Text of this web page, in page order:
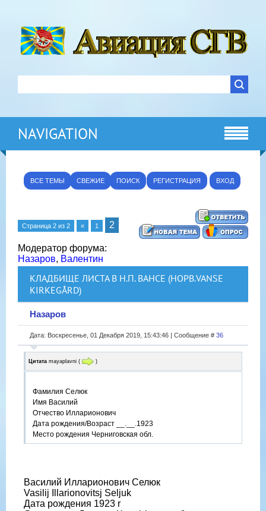
NAVIGATION
ВСЕ ТЕМЫ СВЕЖИЕ ПОИСК РЕГИСТРАЦИЯ ВХОД
Страница 2 из 2 « 1 2
Модератор форума:
Назаров, Валентин
КЛАДБИЩЕ ЛИСТА В Н.П. ВАНСЕ (НОРВ.VANSE
KIRKEGÅRD)
Назаров
Дата: Воскресенье, 01 Декабря 2019, 15:43:46 | Сообщение # 36
Цитата mayaplavni ( )
Фамилия Селюк
Имя Василий
Отчество Илларионович
Дата рождения/Возраст __.__.1923
Место рождения Черниговская обл.
Василий Илларионович Селюк
Vasilij Illarionovitsj Seljuk
Дата рождения 1923 r